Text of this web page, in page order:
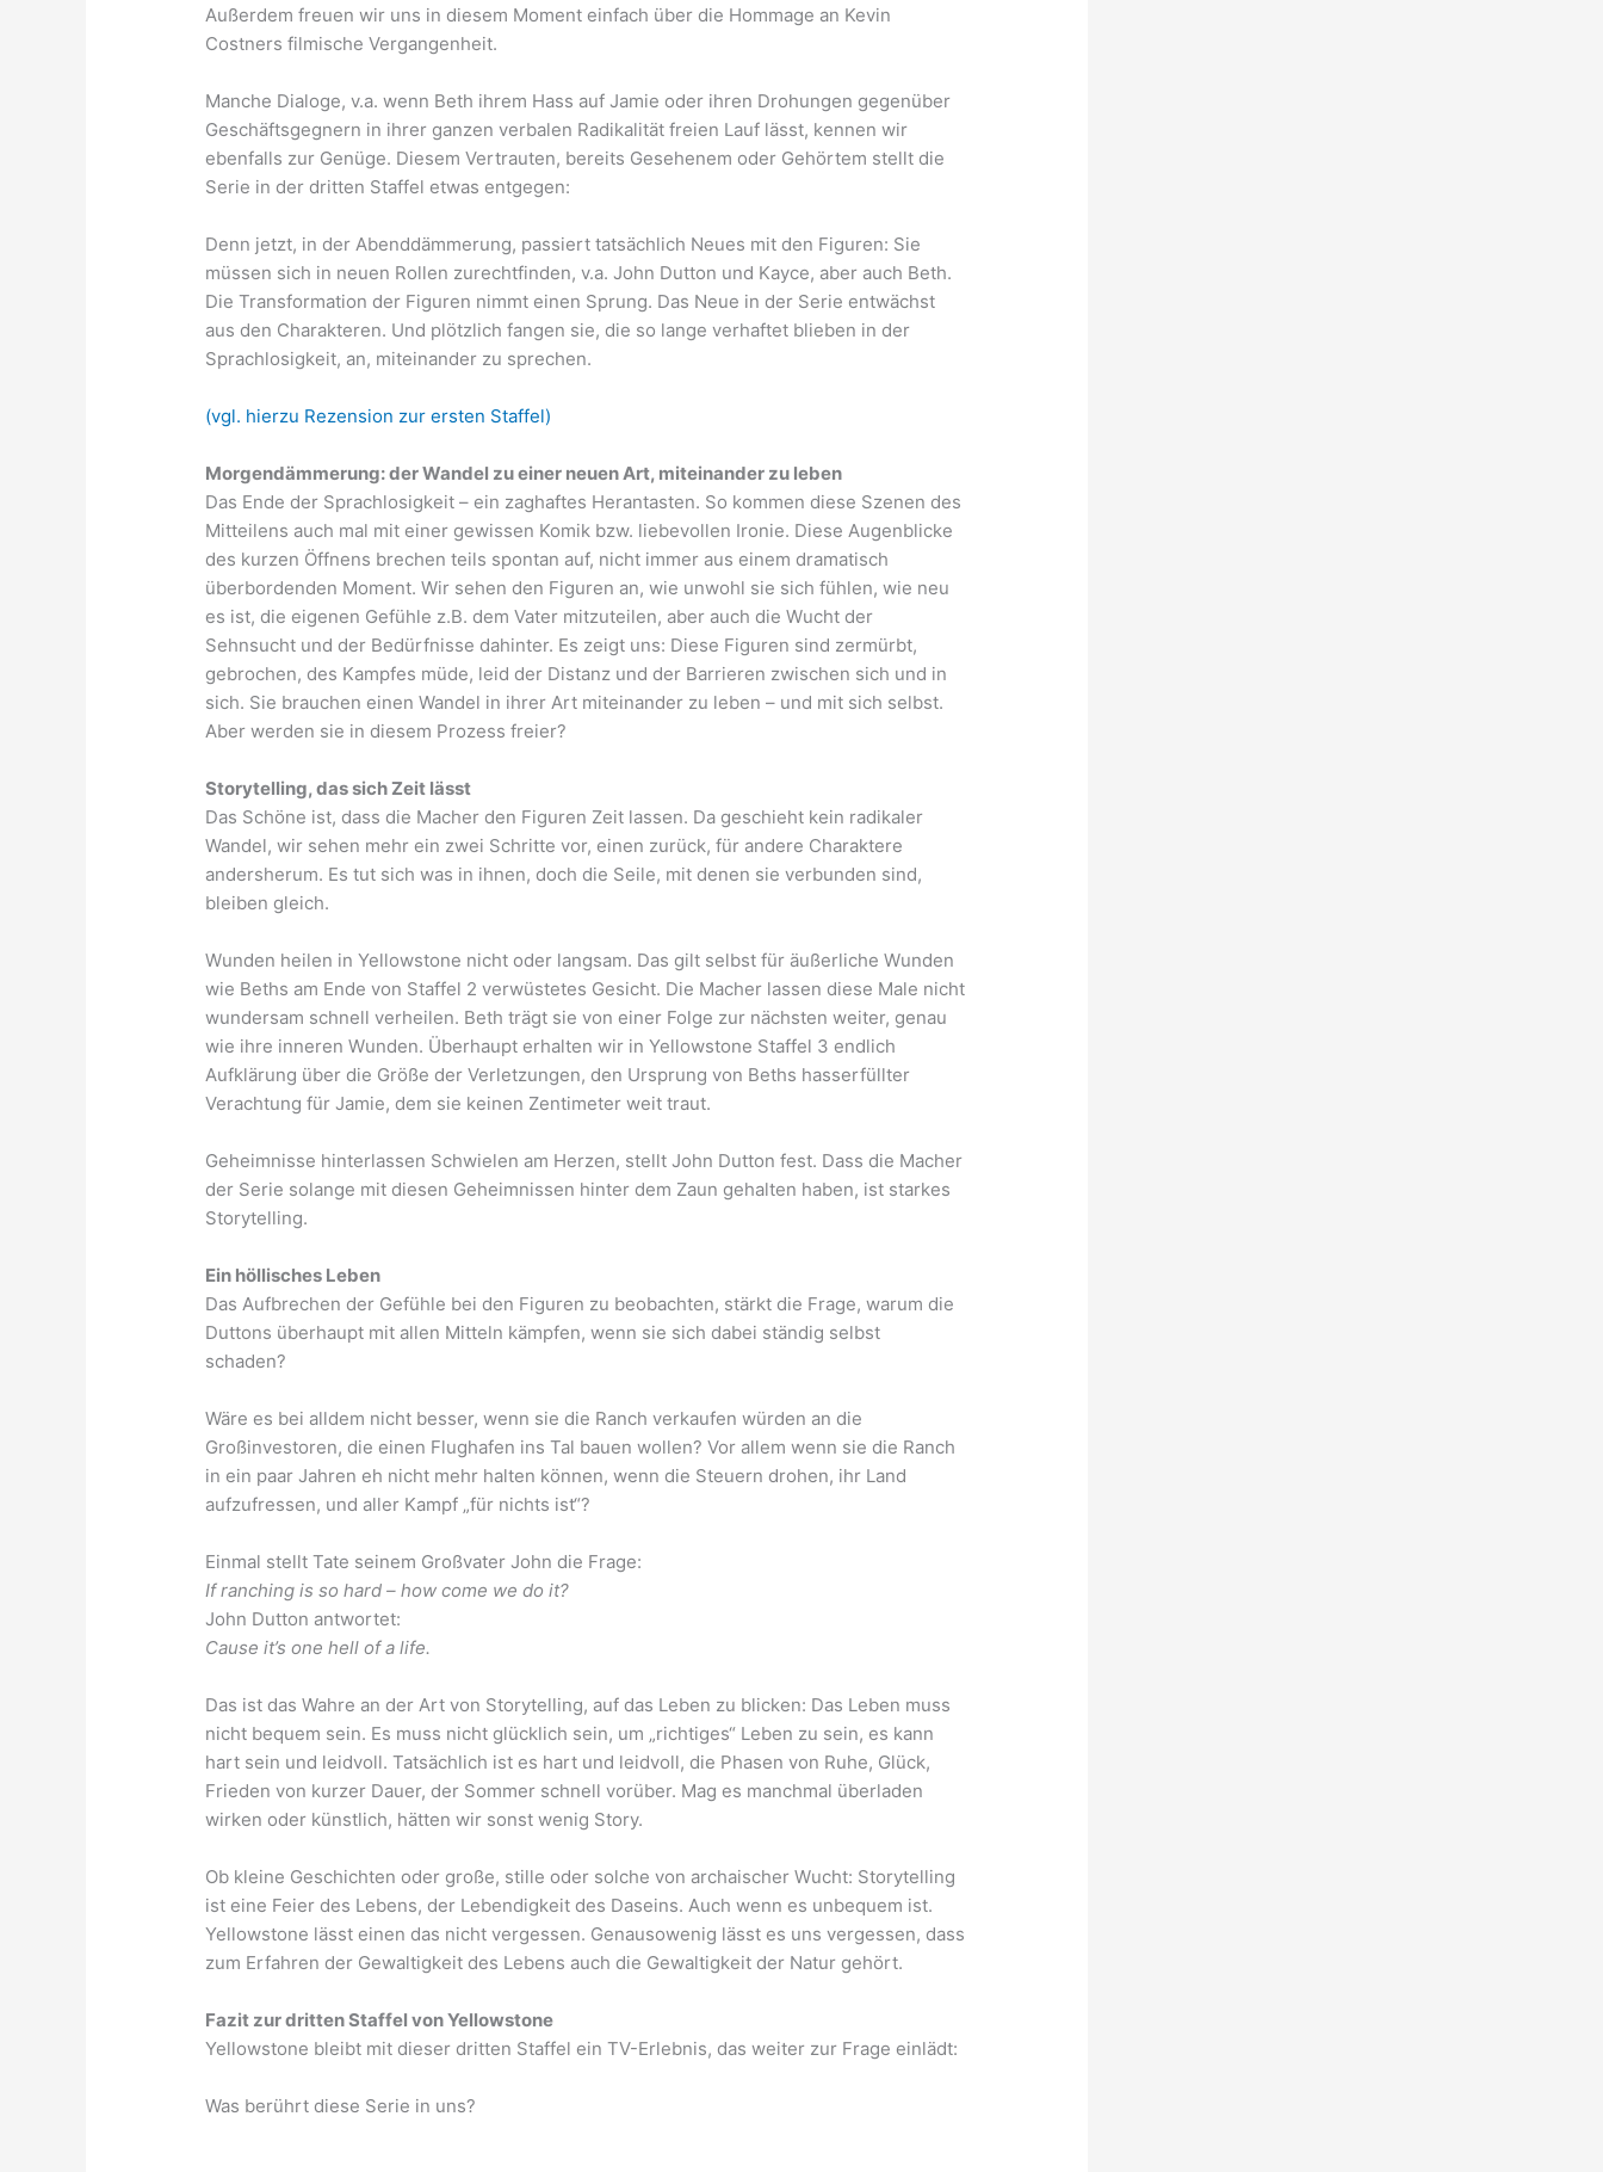
Außerdem freuen wir uns in diesem Moment einfach über die Hommage an Kevin
Costners filmische Vergangenheit.
Manche Dialoge, v.a. wenn Beth ihrem Hass auf Jamie oder ihren Drohungen gegenüber
Geschäftsgegnern in ihrer ganzen verbalen Radikalität freien Lauf lässt, kennen wir
ebenfalls zur Genüge. Diesem Vertrauten, bereits Gesehenem oder Gehörtem stellt die
Serie in der dritten Staffel etwas entgegen:
Denn jetzt, in der Abenddämmerung, passiert tatsächlich Neues mit den Figuren: Sie
müssen sich in neuen Rollen zurechtfinden, v.a. John Dutton und Kayce, aber auch Beth.
Die Transformation der Figuren nimmt einen Sprung. Das Neue in der Serie entwächst
aus den Charakteren. Und plötzlich fangen sie, die so lange verhaftet blieben in der
Sprachlosigkeit, an, miteinander zu sprechen.
(vgl. hierzu Rezension zur ersten Staffel)
Morgendämmerung: der Wandel zu einer neuen Art, miteinander zu leben
Das Ende der Sprachlosigkeit – ein zaghaftes Herantasten. So kommen diese Szenen des
Mitteilens auch mal mit einer gewissen Komik bzw. liebevollen Ironie. Diese Augenblicke
des kurzen Öffnens brechen teils spontan auf, nicht immer aus einem dramatisch
überbordenden Moment. Wir sehen den Figuren an, wie unwohl sie sich fühlen, wie neu
es ist, die eigenen Gefühle z.B. dem Vater mitzuteilen, aber auch die Wucht der
Sehnsucht und der Bedürfnisse dahinter. Es zeigt uns: Diese Figuren sind zermürbt,
gebrochen, des Kampfes müde, leid der Distanz und der Barrieren zwischen sich und in
sich. Sie brauchen einen Wandel in ihrer Art miteinander zu leben – und mit sich selbst.
Aber werden sie in diesem Prozess freier?
Storytelling, das sich Zeit lässt
Das Schöne ist, dass die Macher den Figuren Zeit lassen. Da geschieht kein radikaler
Wandel, wir sehen mehr ein zwei Schritte vor, einen zurück, für andere Charaktere
andersherum. Es tut sich was in ihnen, doch die Seile, mit denen sie verbunden sind,
bleiben gleich.
Wunden heilen in Yellowstone nicht oder langsam. Das gilt selbst für äußerliche Wunden
wie Beths am Ende von Staffel 2 verwüstetes Gesicht. Die Macher lassen diese Male nicht
wundersam schnell verheilen. Beth trägt sie von einer Folge zur nächsten weiter, genau
wie ihre inneren Wunden. Überhaupt erhalten wir in Yellowstone Staffel 3 endlich
Aufklärung über die Größe der Verletzungen, den Ursprung von Beths hasserfüllter
Verachtung für Jamie, dem sie keinen Zentimeter weit traut.
Geheimnisse hinterlassen Schwielen am Herzen, stellt John Dutton fest. Dass die Macher
der Serie solange mit diesen Geheimnissen hinter dem Zaun gehalten haben, ist starkes
Storytelling.
Ein höllisches Leben
Das Aufbrechen der Gefühle bei den Figuren zu beobachten, stärkt die Frage, warum die
Duttons überhaupt mit allen Mitteln kämpfen, wenn sie sich dabei ständig selbst
schaden?
Wäre es bei alldem nicht besser, wenn sie die Ranch verkaufen würden an die
Großinvestoren, die einen Flughafen ins Tal bauen wollen? Vor allem wenn sie die Ranch
in ein paar Jahren eh nicht mehr halten können, wenn die Steuern drohen, ihr Land
aufzufressen, und aller Kampf „für nichts ist“?
Einmal stellt Tate seinem Großvater John die Frage:
If ranching is so hard – how come we do it?
John Dutton antwortet:
Cause it’s one hell of a life.
Das ist das Wahre an der Art von Storytelling, auf das Leben zu blicken: Das Leben muss
nicht bequem sein. Es muss nicht glücklich sein, um „richtiges“ Leben zu sein, es kann
hart sein und leidvoll. Tatsächlich ist es hart und leidvoll, die Phasen von Ruhe, Glück,
Frieden von kurzer Dauer, der Sommer schnell vorüber. Mag es manchmal überladen
wirken oder künstlich, hätten wir sonst wenig Story.
Ob kleine Geschichten oder große, stille oder solche von archaischer Wucht: Storytelling
ist eine Feier des Lebens, der Lebendigkeit des Daseins. Auch wenn es unbequem ist.
Yellowstone lässt einen das nicht vergessen. Genausowenig lässt es uns vergessen, dass
zum Erfahren der Gewaltigkeit des Lebens auch die Gewaltigkeit der Natur gehört.
Fazit zur dritten Staffel von Yellowstone
Yellowstone bleibt mit dieser dritten Staffel ein TV-Erlebnis, das weiter zur Frage einlädt:
Was berührt diese Serie in uns?